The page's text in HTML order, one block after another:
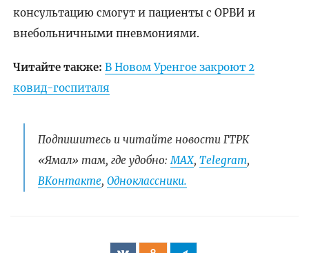
консультацию смогут и пациенты с ОРВИ и
внебольничными пневмониями.
Читайте также: В Новом Уренгое закроют 2
ковид-госпиталя
Подпишитесь и читайте новости ГТРК
«Ямал» там, где удобно:МАХ, Telegram,
ВКонтакте, Одноклассники.